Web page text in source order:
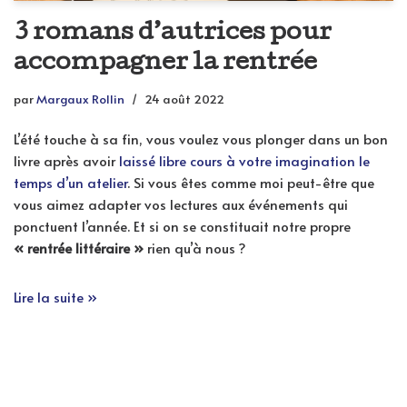
3 romans d’autrices pour
accompagner la rentrée
parMargaux Rollin 24 août 2022
L’été touche à sa fin, vous voulez vous plonger dans un bon
livre après avoirlaissé libre cours à votre imagination le
temps d’un atelier. Si vous êtes comme moi peut-être que
vous aimez adapter vos lectures aux événements qui
ponctuent l’année. Et si on se constituait notre propre
« rentrée littéraire » rien qu’à nous ?
Lire la suite »